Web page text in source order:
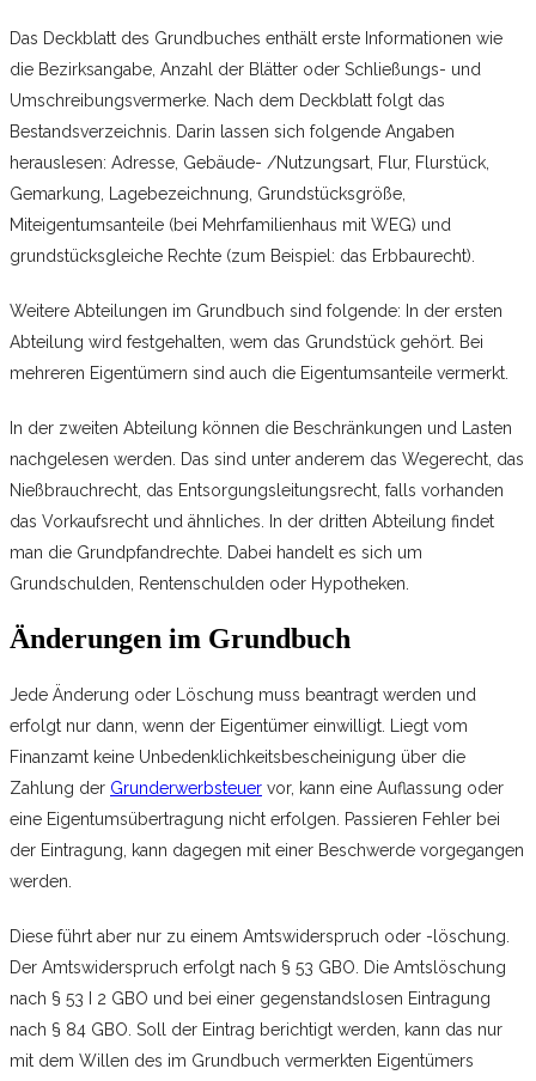
Das Deckblatt des Grundbuches enthält erste Informationen wie
die Bezirksangabe, Anzahl der Blätter oder Schließungs- und
Umschreibungsvermerke. Nach dem Deckblatt folgt das
Bestandsverzeichnis. Darin lassen sich folgende Angaben
herauslesen: Adresse, Gebäude- /Nutzungsart, Flur, Flurstück,
Gemarkung, Lagebezeichnung, Grundstücksgröße,
Miteigentumsanteile (bei Mehrfamilienhaus mit WEG) und
grundstücksgleiche Rechte (zum Beispiel: das Erbbaurecht).
Weitere Abteilungen im Grundbuch sind folgende: In der ersten
Abteilung wird festgehalten, wem das Grundstück gehört. Bei
mehreren Eigentümern sind auch die Eigentumsanteile vermerkt.
In der zweiten Abteilung können die Beschränkungen und Lasten
nachgelesen werden. Das sind unter anderem das Wegerecht, das
Nießbrauchrecht, das Entsorgungsleitungsrecht, falls vorhanden
das Vorkaufsrecht und ähnliches. In der dritten Abteilung findet
man die Grundpfandrechte. Dabei handelt es sich um
Grundschulden, Rentenschulden oder Hypotheken.
Änderungen im Grundbuch
Jede Änderung oder Löschung muss beantragt werden und
erfolgt nur dann, wenn der Eigentümer einwilligt. Liegt vom
Finanzamt keine Unbedenklichkeitsbescheinigung über die
Zahlung der Grunderwerbsteuer vor, kann eine Auflassung oder
eine Eigentumsübertragung nicht erfolgen. Passieren Fehler bei
der Eintragung, kann dagegen mit einer Beschwerde vorgegangen
werden.
Diese führt aber nur zu einem Amtswiderspruch oder -löschung.
Der Amtswiderspruch erfolgt nach § 53 GBO. Die Amtslöschung
nach § 53 I 2 GBO und bei einer gegenstandslosen Eintragung
nach § 84 GBO. Soll der Eintrag berichtigt werden, kann das nur
mit dem Willen des im Grundbuch vermerkten Eigentümers